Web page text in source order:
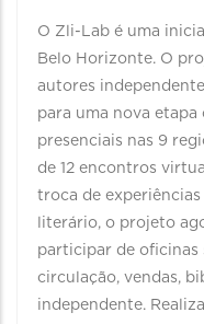
O Zli-Lab é uma
Belo Horizonte. O
autores
para uma nova
presenciais nas 9
de 12 encontros
troca de
literário, o projeto
participar de oficinas
circulação, vendas,
independente.